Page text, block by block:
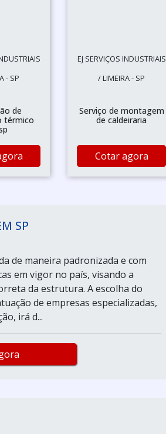
- SP
de
térmico
EJ SERVIÇOS INDUSTRIAIS
/ LIMEIRA - SP
Serviço de montagem
de caldeiraria
Cotar agora
SP
de maneira padronizada e com
em vigor no país, visando a
da estrutura. A escolha do
de empresas especializadas,
irá d...